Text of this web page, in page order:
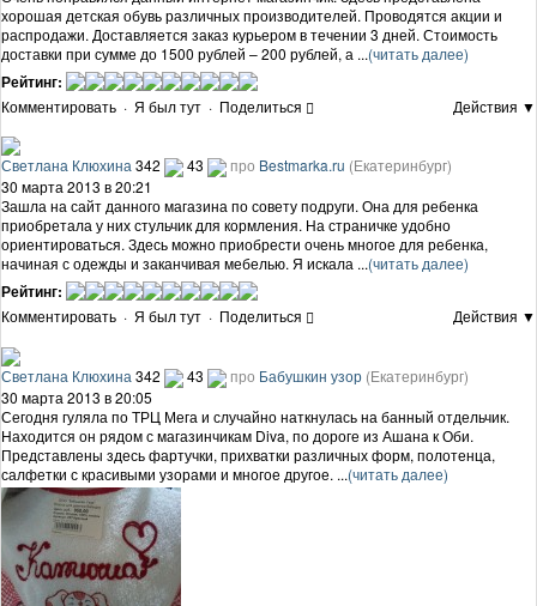
хорошая детская обувь различных производителей. Проводятся акции и
распродажи. Доставляется заказ курьером в течении 3 дней. Стоимость
доставки при сумме до 1500 рублей – 200 рублей, а ...(читать далее)
Рейтинг:
Комментировать · Я был тут · Поделиться Действия ▼
Светлана Клюхина342 43 про Bestmarka.ru (Екатеринбург)
30 марта 2013 в 20:21
Зашла на сайт данного магазина по совету подруги. Она для ребенка
приобретала у них стульчик для кормления. На страничке удобно
ориентироваться. Здесь можно приобрести очень многое для ребенка,
начиная с одежды и заканчивая мебелью. Я искала ...(читать далее)
Рейтинг:
Комментировать · Я был тут · Поделиться Действия ▼
Светлана Клюхина 342 43 про Бабушкин узор (Екатеринбург)
30 марта 2013 в 20:05
Сегодня гуляла по ТРЦ Мега и случайно наткнулась на банный отдельчик.
Находится он рядом с магазинчикам Diva, по дороге из Ашана к Оби.
Представлены здесь фартучки, прихватки различных форм, полотенца,
салфетки с красивыми узорами и многое другое. ...(читать далее)